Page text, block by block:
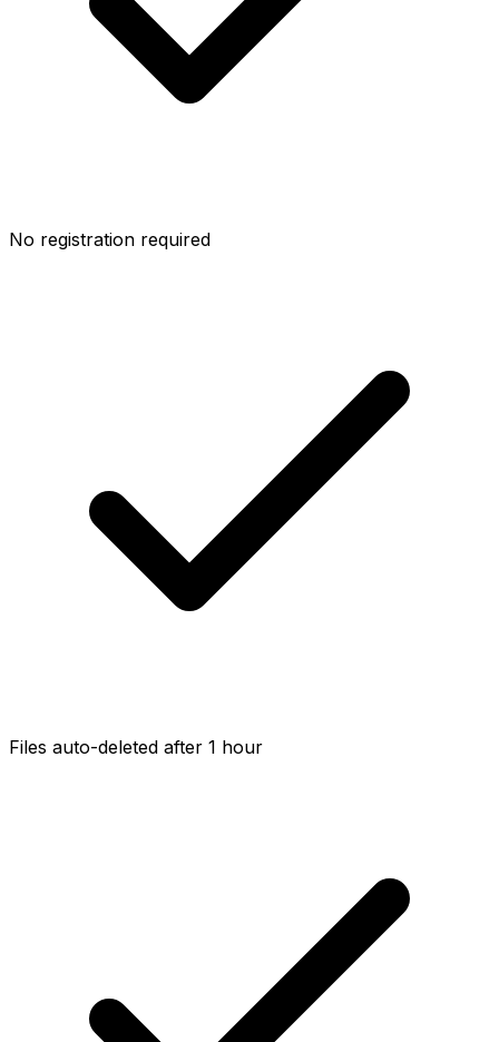
No registration required
Files auto-deleted after 1 hour